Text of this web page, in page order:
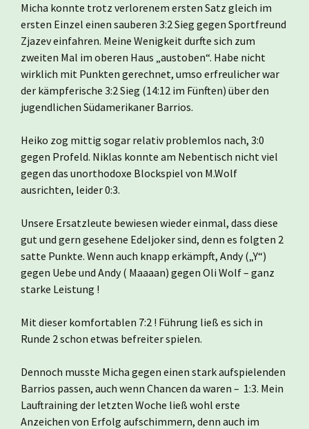
Micha konnte trotz verlorenem ersten Satz gleich im
ersten Einzel einen sauberen 3:2 Sieg gegen Sportfreund
Zjazev einfahren. Meine Wenigkeit durfte sich zum
zweiten Mal im oberen Haus „austoben“. Habe nicht
wirklich mit Punkten gerechnet, umso erfreulicher war
der kämpferische 3:2 Sieg (14:12 im Fünften) über den
jugendlichen Südamerikaner Barrios.
Heiko zog mittig sogar relativ problemlos nach, 3:0
gegen Profeld. Niklas konnte am Nebentisch nicht viel
gegen das unorthodoxe Blockspiel von M.Wolf
ausrichten, leider 0:3.
Unsere Ersatzleute bewiesen wieder einmal, dass diese
gut und gern gesehene Edeljoker sind, denn es folgten 2
satte Punkte. Wenn auch knapp erkämpft, Andy („Y“)
gegen Uebe und Andy ( Maaaan) gegen Oli Wolf – ganz
starke Leistung !
Mit dieser komfortablen 7:2 ! Führung ließ es sich in
Runde 2 schon etwas befreiter spielen.
Dennoch musste Micha gegen einen stark aufspielenden
Barrios passen, auch wenn Chancen da waren – 1:3. Mein
Lauftraining der letzten Woche ließ wohl erste
Anzeichen von Erfolg aufschimmern, denn auch im